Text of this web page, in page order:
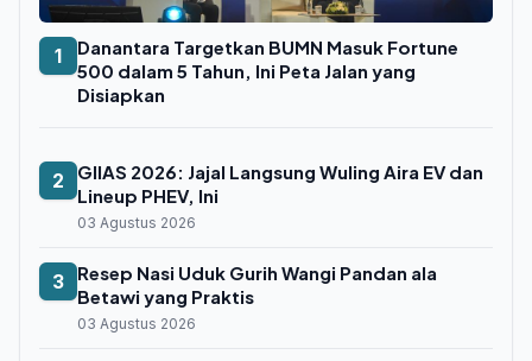
1
Danantara Targetkan BUMN Masuk Fortune
500 dalam 5 Tahun, Ini Peta Jalan yang
Disiapkan
2
GIIAS 2026: Jajal Langsung Wuling Aira EV dan
Lineup PHEV, Ini
03 Agustus 2026
3
Resep Nasi Uduk Gurih Wangi Pandan ala
Betawi yang Praktis
03 Agustus 2026